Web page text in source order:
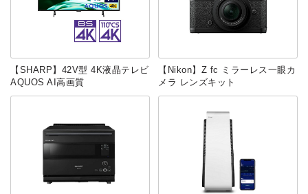
【SHARP】42V型 4K液晶テレビ
AQUOS AI高画質
【Nikon】Z fc ミラーレス一眼カ
メラ レンズキット